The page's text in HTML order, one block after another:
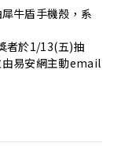
牛盾手機殼，系
者於1/13(五)抽
由易安網主動email